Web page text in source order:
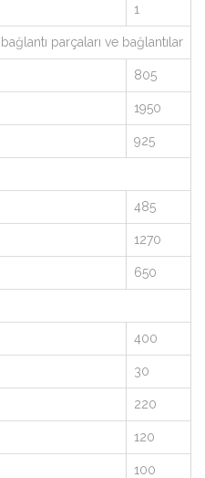
1
parçaları ve bağlantılar
805
1950
925
485
1270
650
400
30
220
120
100